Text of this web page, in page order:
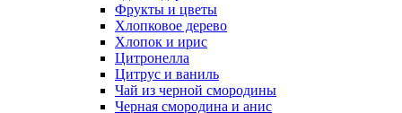
Фрукты и цветы
Хлопковое дерево
Хлопок и ирис
Цитронелла
Цитрус и ваниль
Чай из черной смородины
Черная смородина и анис